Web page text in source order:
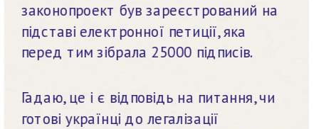
законопроект був зареєстрований на
підставі електронної петиції, яка
перед тим зібрала 25000 підписів.
Гадаю, це і є відповідь на питання, чи
готові українці до легалізації